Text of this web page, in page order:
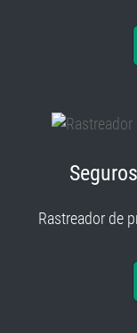
Rastreador de